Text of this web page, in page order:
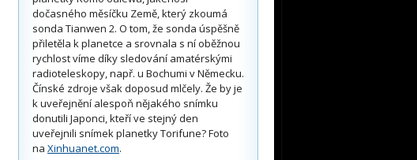
dočasného měsíčku Země, který zkoumá
sonda Tianwen 2. O tom, že sonda úspěšně
přiletěla k planetce a srovnala s ní oběžnou
rychlost víme díky sledování amatérskými
radioteleskopy, např. u Bochumi v Německu.
Čínské zdroje však doposud mlčely. Že by je
k uveřejnění alespoň nějakého snímku
donutili Japonci, kteří ve stejný den
uveřejnili snímek planetky Torifune? Foto
na Xinhuanet.com.